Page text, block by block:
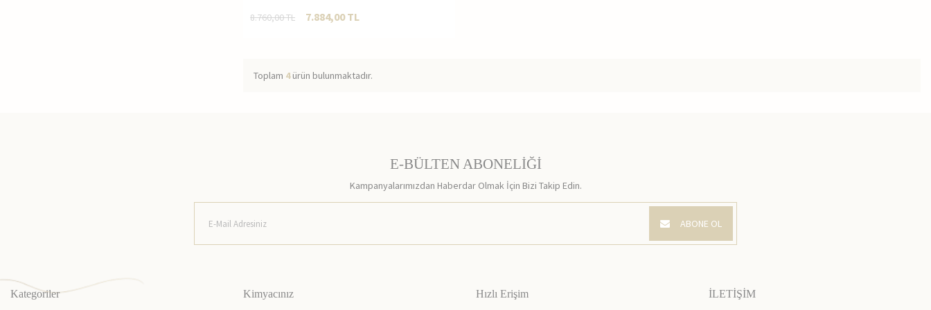
8.760,00TL 7.884,00TL
Toplam 4ürün bulunmaktadır.
E-BÜLTEN ABONELİĞİ
Kampanyalarımızdan Haberdar Olmak İçin Bizi Takip Edin.
ABONE OL
Kategoriler Kimyacınız Hızlı Erişim İLETİŞİM